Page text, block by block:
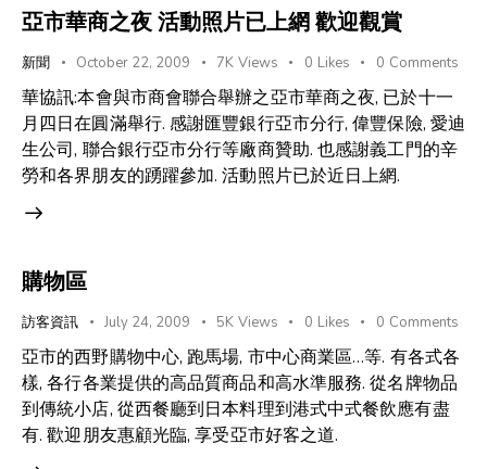
亞市華商之夜 活動照片已上網 歡迎觀賞
新聞 October 22, 2009 7K Views 0 Likes 0 Comments
華協訊:本會與市商會聯合舉辦之亞市華商之夜, 已於十一
月四日在圓滿舉行. 感謝匯豐銀行亞市分行, 偉豐保險, 愛迪
生公司, 聯合銀行亞市分行等廠商贊助. 也感謝義工門的辛
勞和各界朋友的踴躍參加. 活動照片已於近日上網.
購物區
訪客資訊 July 24, 2009 5K Views 0 Likes 0 Comments
亞市的西野購物中心, 跑馬場, 市中心商業區…等. 有各式各
樣, 各行各業提供的高品質商品和高水準服務. 從名牌物品
到傳統小店, 從西餐廳到日本料理到港式中式餐飲應有盡
有. 歡迎朋友惠顧光臨, 享受亞市好客之道.